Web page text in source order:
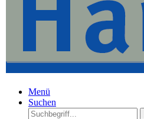
Menü
Suchen